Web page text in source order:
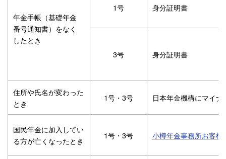
年金手帳（基礎年金
番号通知書）をなく
したとき
1号 身分証明書
3号 身分証明書
住所や氏名が変わった
とき
1号・3号 日本年金機構にマイ
国民年金に加入してい
る方が亡くなったとき
1号・3号 小樽年金事務所お客様